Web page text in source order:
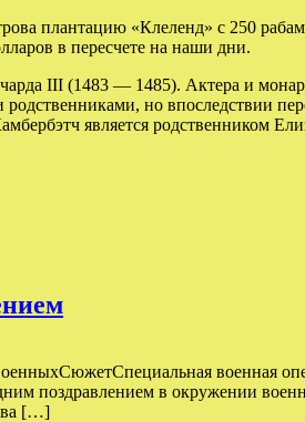
плантацию «Клеленд» с 250
в пересчете на наши дни.
III (1483 — 1485). Актера и
но впоследствии
является родственником
военная
поздравлением в окружении
[…]